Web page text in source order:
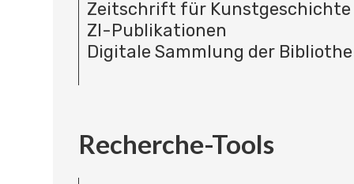
Zeitschrift für Kunstgeschichte
ZI-Publikationen
Digitale Sammlung der
Recherche-Tools